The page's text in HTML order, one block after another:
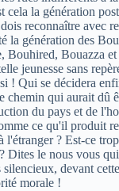
cela la génération
reconnaître avec
la génération des
Bouhired, Bouazza et
jeunesse sans
! Qui se décidera
chemin qui aurait dû
du pays et de
ce qu'il produit
l'étranger ? Est-ce
Dites le nous vous qui
silencieux, devant
morale !